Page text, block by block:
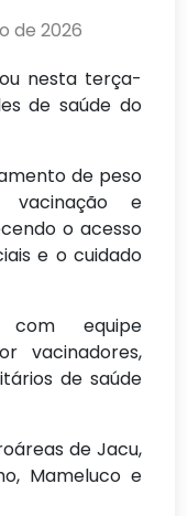
de 2026
nesta terça-
de saúde do
de peso
vacinação e
o acesso
e o cuidado
equipe
vacinadores,
de saúde
de Jacu,
Mameluco e